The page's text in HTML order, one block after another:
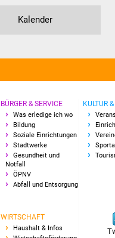
Tourismus
Erlebnisregion
Schwäbischer
Industriekultur
Lebenslagen
Kalender
BÜRGER & SERVICE
Was erledige ich wo
Bildung
Soziale Einrichtungen
Stadtwerke
Gesundheit und
Notfall
ÖPNV
Abfall und Entsorgung
KULTUR
WIRTSCHAFT
Haushalt & Infos